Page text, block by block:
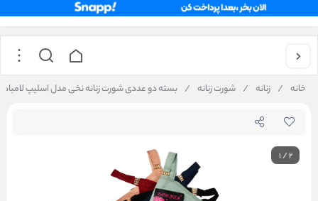
خانه / زنانه / شورت زنانه / بسته دو عددی شورت زنانه نخی مدل اسلیپ لامبادا
1/2